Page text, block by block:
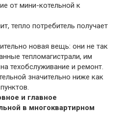
от мини-котельной к
тепло потребитель получает
новая вещь: они не так
тепломагистрали, им
техобслуживание и ремонт.
значительно ниже как
и главное
в многоквартирном